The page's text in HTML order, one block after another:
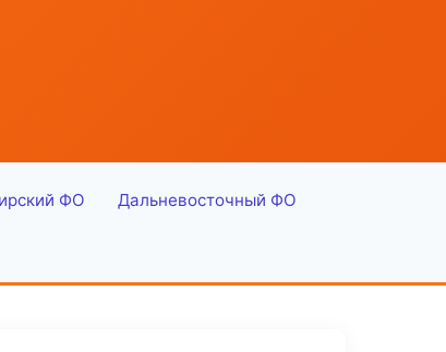
ФО Дальневосточный ФО